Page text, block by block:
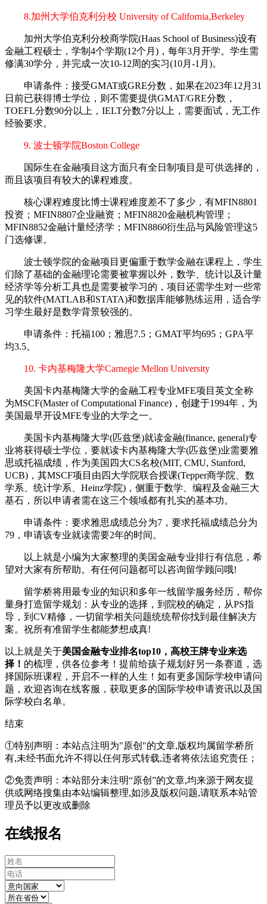
8.加州大学伯克利分校 University of California,Berkeley
加州大学伯克利分校商学院(Haas School of Business)设有
金融工程硕士，学制4个学期(12个月)，每年3月开学。学生需
修满30学分，并完成一次10-12周的实习(10月-1月)。
申请条件：接受GMAT或GRE分数，如果在2023年12月31
日前已获得博士学位，则不需要提供GMAT/GRE分数，
TOEFL分数90分以上，IELT分数7分以上，需要面试，无工作
经验要求。
9. 波士顿学院Boston College
国际生在金融项目这方面只有全日制项目是可供选择的，
而且该项目有较大的课程难度。
核心课程难度比博士课程难度差不了多少，有MFIN8801
投资；MFIN8807企业融资；MFIN8820金融机构管理；
MFIN8852金融计量经济学；MFIN8860衍生品与风险管理这5
门选修课。
波士顿学院的金融项目更偏重于数学金融在课程上，学生
们除了基础的金融理论需要被掌握以外，数学、统计以及计量
经济学等分析工具也是需要被学习的，项目还需学生对一些常
见的软件(MATLAB和STATA)和数据库能够熟练运用，适合学
习学生最好是数学背景较强的。
申请条件：托福100；雅思7.5；GMAT平均695；GPA平
均3.5。
10. 卡内基梅隆大学Carnegie Mellon University
美国卡内基梅隆大学的金融工程专业MFE项目英文全称
为MSCF(Master of Computational Finance)，创建于1994年，为
美国最早开设MFE专业的大学之一。
美国卡内基梅隆大学(匹兹堡)就读金融(finance, general)专
业将获得硕士学位，要就读卡内基梅隆大学(匹兹堡)业需要雅
思或托福成绩，作为美国四大CS名校(MIT, CMU, Stanford,
UCB)，其MSCF项目由四大学院联合授课(Tepper商学院、数
学系、统计学系、Heinz学院)，侧重于数学、编程及金融三大
基石，所以申请者需在这三个领域都有扎实的基本功。
申请条件：要求雅思成绩总分为7，要求托福成绩总分为
79，申请该专业就读需要2年的时间。
以上就是小编为大家整理的美国金融专业排行有信息，希
望对大家有所帮助。有任何问题都可以咨询留学顾问哦!
留学桥将用最专业的知识和多年一线留学服务经历，帮你
量身打造留学规划：从专业的选择，到院校的确定，从PS指
导，到CV精修，一切留学相关问题统统帮你找到最佳解决方
案。祝所有准留学生都能梦想成真!
以上就是关于美国金融专业排名top10，高校王牌专业来选
择！ 的梳理，供各位参考！提前给孩子规划好另一条赛道，选
择国际班课程，开启不一样的人生！如有更多国际学校申请问
题，欢迎咨询在线客服 ，获取更多的国际学校申请资讯以及国
际学校白名单。
结束
①特别声明：本站点注明为"原创"的文章,版权均属留学桥所
有,未经书面允许不得以任何形式转载,违者将依法追究责任；
②免责声明：本站部分未注明“原创”的文章,均来源于网友提
供或网络搜集由本站编辑整理,如涉及版权问题,请联系本站管
理员予以更改或删除
在线报名